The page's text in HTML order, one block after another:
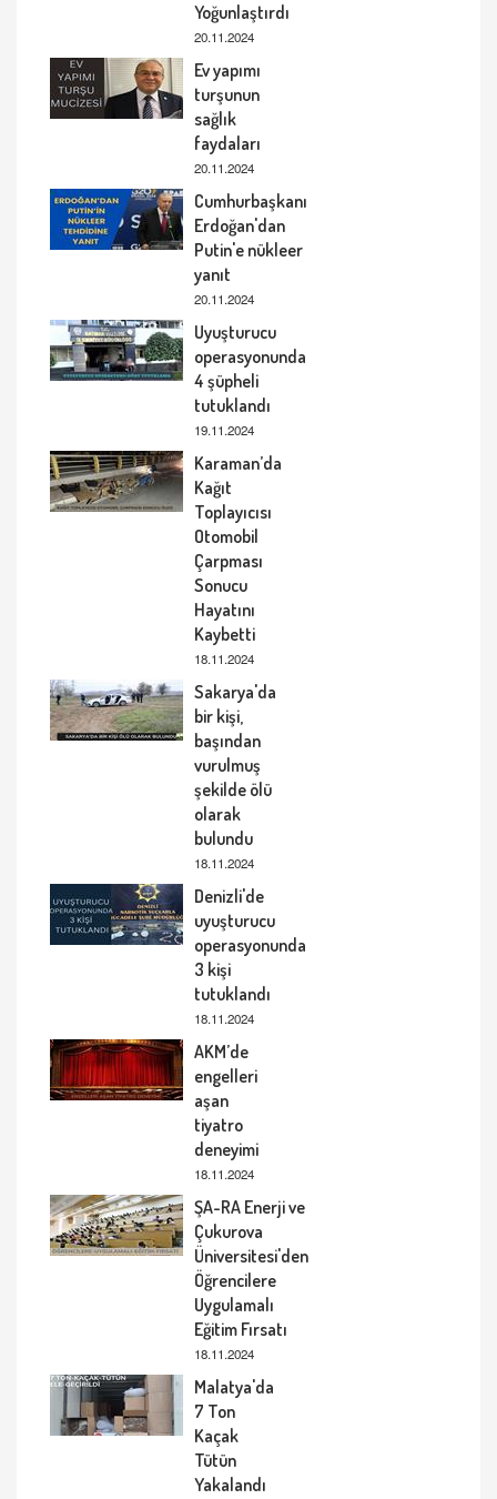
Yoğunlaştırdı
20.11.2024
Ev yapımı
turşunun
sağlık
faydaları
20.11.2024
Cumhurbaşkanı
Erdoğan'dan
Putin'e nükleer
yanıt
20.11.2024
Uyuşturucu
operasyonunda
4 şüpheli
tutuklandı
19.11.2024
Karaman’da
Kağıt
Toplayıcısı
Otomobil
Çarpması
Sonucu
Hayatını
Kaybetti
18.11.2024
Sakarya'da
bir kişi,
başından
vurulmuş
şekilde ölü
olarak
bulundu
18.11.2024
Denizli'de
uyuşturucu
operasyonunda
3 kişi
tutuklandı
18.11.2024
AKM’de
engelleri
aşan
tiyatro
deneyimi
18.11.2024
ŞA-RA Enerji ve
Çukurova
Üniversitesi'den
Öğrencilere
Uygulamalı
Eğitim Fırsatı
18.11.2024
Malatya'da
7 Ton
Kaçak
Tütün
Yakalandı